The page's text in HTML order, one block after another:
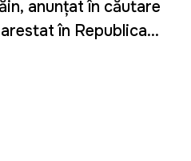
anunţat în căutare
în Republica